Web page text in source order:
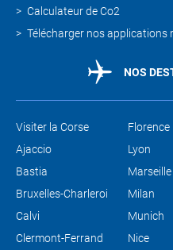
Calculateur de Co2
Télécharger nos applications
NOS
Visiter la Corse
Ajaccio
Bastia
Bruxelles-Charleroi
Calvi
Clermont-Ferrand
Florence
Lyon
Marseille
Milan
Munich
Nice